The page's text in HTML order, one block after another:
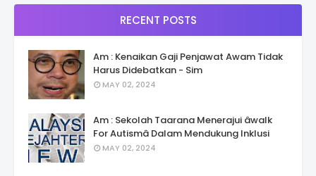
RECENT POSTS
Am : Kenaikan Gaji Penjawat Awam Tidak
Harus Didebatkan - Sim
MAY 02, 2024
Am : Sekolah Taarana Menerajui âwalk
For Autismâ Dalam Mendukung Inklusi
MAY 02, 2024